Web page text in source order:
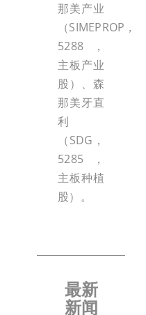
那美产业
（SIMEPROP，
5288，
主板产业
股）、森
那美牙直
利
（SDG，
5285，
主板种植
股）。
最新
新闻